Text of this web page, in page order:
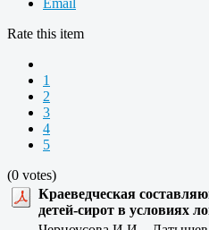
Rate this item
1
2
3
4
5
(0 votes)
Краеведческая
детей-сирот в условиях